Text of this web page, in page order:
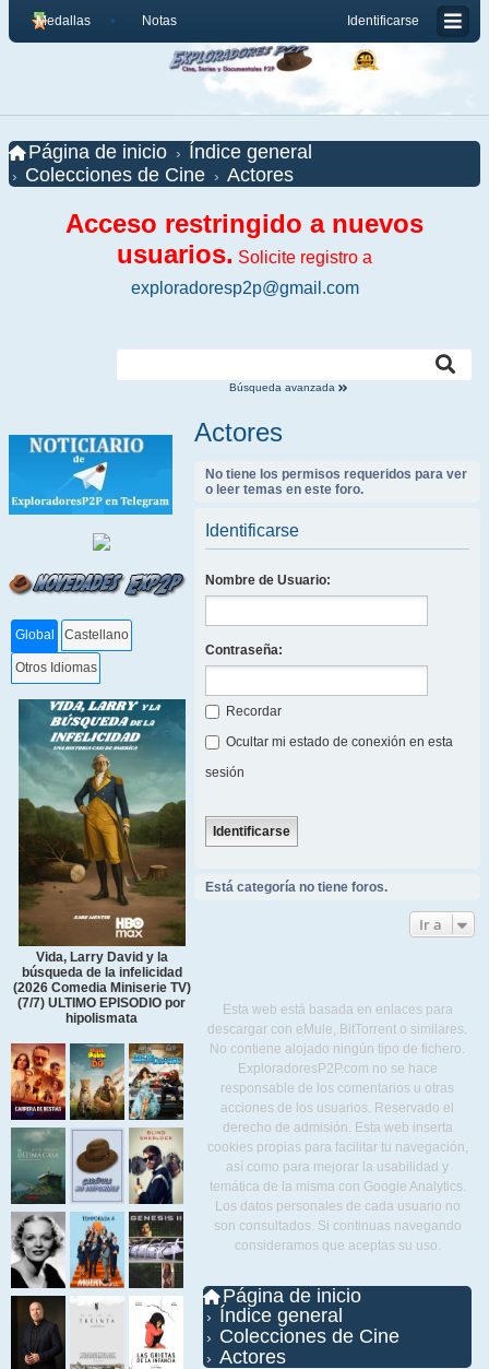
Identificarse
Medallas Notas
Página de inicio
Índice general
Colecciones de Cine
Actores
Acceso restringido a nuevos
usuarios. Solicite registro a
exploradoresp2p@gmail.com
Búsqueda avanzada
Global Castellano
Otros Idiomas
Vida, Larry David y la
búsqueda de la infelicidad
(2026 Comedia Miniserie TV)
(7/7) ULTIMO EPISODIO por
hipolismata
Actores
No tiene los permisos requeridos para ver
o leer temas en este foro.
Identificarse
Nombre de Usuario:
Contraseña:
Recordar
Ocultar mi estado de conexión en esta
sesión
Está categoría no tiene foros.
Ir a
Esta web está basada en enlaces para
descargar con eMule, BitTorrent o similares.
No contiene alojado ningún tipo de fichero.
ExploradoresP2P.com no se hace
responsable de los comentarios u otras
acciones de los usuarios. Reservado el
derecho de admisión. Esta web inserta
cookies propias para facilitar tu navegación,
así como para mejorar la usabilidad y
temática de la misma con Google Analytics.
Los datos personales de cada usuario no
son consultados. Si continuas navegando
consideramos que aceptas su uso.
Página de inicio
Índice general
Colecciones de Cine
Actores